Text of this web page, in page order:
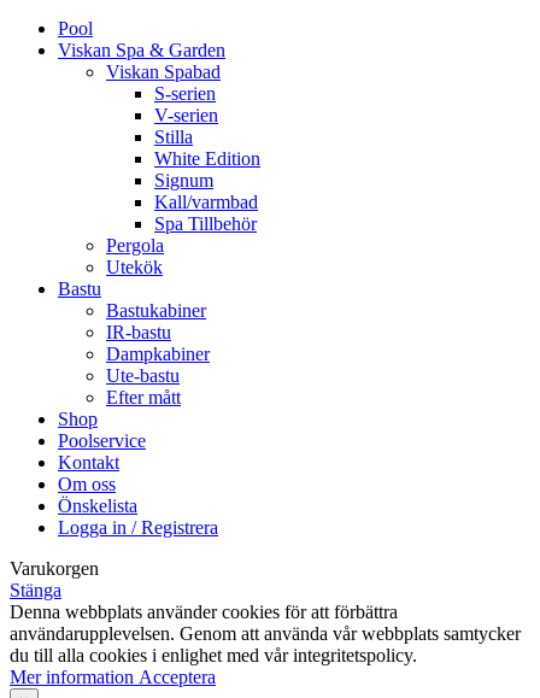
Pool
Viskan Spa & Garden
Viskan Spabad
S-serien
V-serien
Stilla
White Edition
Signum
Kall/varmbad
Spa Tillbehör
Pergola
Utekök
Bastu
Bastukabiner
IR-bastu
Dampkabiner
Ute-bastu
Efter mått
Shop
Poolservice
Kontakt
Om oss
Önskelista
Logga in / Registrera
Varukorgen
Stänga
Denna webbplats använder cookies för att förbättra
användarupplevelsen. Genom att använda vår webbplats samtycker
du till alla cookies i enlighet med vår integritetspolicy.
Mer information Mer
Acceptera